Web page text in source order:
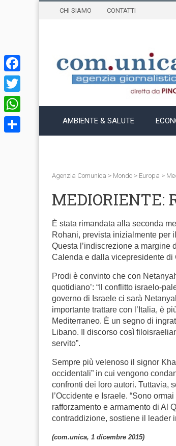
CHI SIAMO CONTATTI
AMBIENTE & SALUTE
Agenzia Comunica > Mondo > Europa >
MEDIORIENTE:
È stata rimandata alla seconda
Rohani, prevista inizialmente per
Questa l’indiscrezione a
Calenda e dalla vicepresidente di
Prodi è convinto che con
quotidiano’: “Il conflitto israelo-
governo di Israele ci sarà
importante trattare con l’Italia, è
Mediterraneo. È un segno di
Libano. Il discorso così
servito”.
Sempre più velenoso il signor
occidentali” in cui vengono
confronti dei loro autori. Tuttavia,
l’Occidente e Israele. “Sono
rafforzamento e armamento di Al
contraddizione, sostiene il leader
(com.unica, 1 dicembre 2015)
Facebook
Twitter
WhatsApp